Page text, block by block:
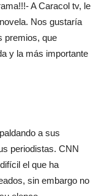
A Caracol tv, le
Nos gustaría
premios, que
y la más importante
a sus
periodistas. CNN
el que ha
sin embargo no